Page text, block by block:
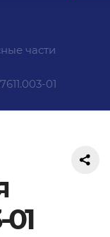
части
01